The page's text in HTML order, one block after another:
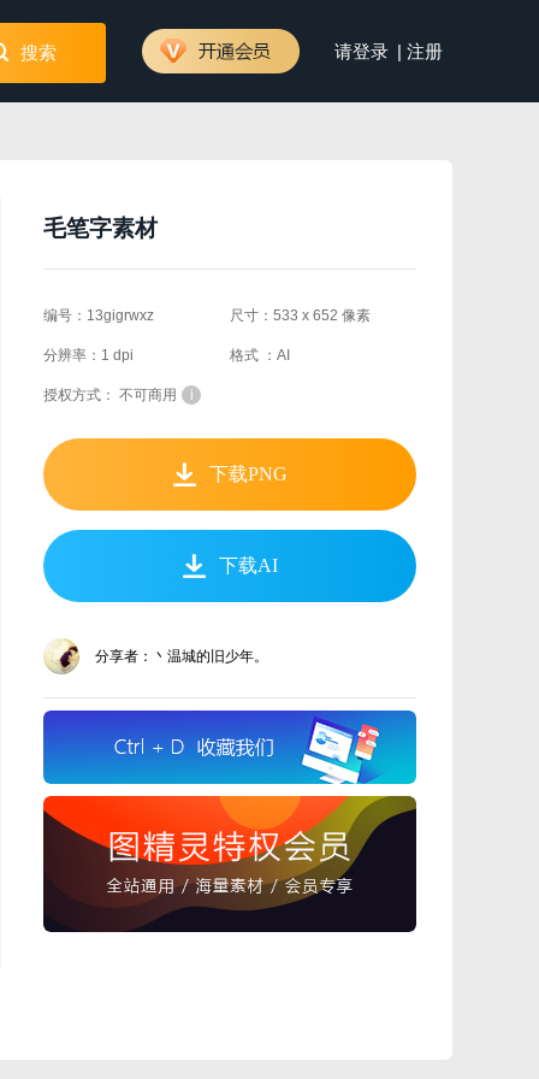
搜索 请登录 | 注册
毛笔字素材
编号：13gigrwxz 尺寸：533 x 652 像素
分辨率：1 dpi 格式 ：AI
授权方式： 不可商用 i
下载PNG
下载AI
分享者：丶温城的旧少年。